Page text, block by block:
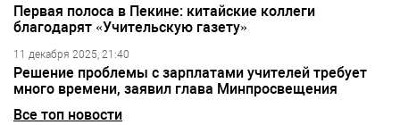
Первая полоса в Пекине: китайские коллеги
благодарят «Учительскую газету»
11 декабря 2025, 21:40
Решение проблемы с зарплатами учителей требует
много времени, заявил глава Минпросвещения
Все топ новости